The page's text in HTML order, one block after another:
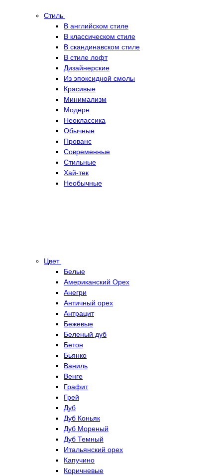
Стиль
В английском стиле
В классическом стиле
В скандинавском стиле
В стиле лофт
Дизайнерские
Из эпоксидной смолы
Красивые
Минимализм
Модерн
Неоклассика
Обычные
Прованс
Современные
Стильные
Хай-тек
Необычные
Цвет
Белые
Американский Орех
Анегри
Античный орех
Антрацит
Бежевые
Беленый дуб
Бетон
Бьянко
Ваниль
Венге
Графит
Грей
Дуб
Дуб Коньяк
Дуб Мореный
Дуб Темный
Итальянский орех
Капучино
Коричневые